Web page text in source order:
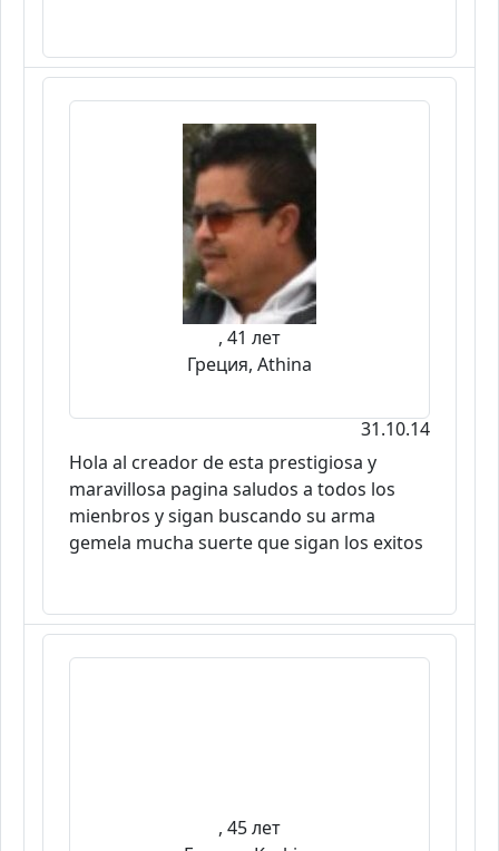
, 41 лет
Греция, Athina
31.10.14
Hola al creador de esta prestigiosa y
maravillosa pagina saludos a todos los
mienbros y sigan buscando su arma
gemela mucha suerte que sigan los exitos
, 45 лет